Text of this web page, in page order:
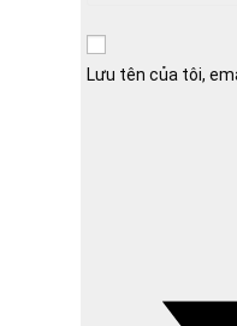
Lưu tên của tôi,